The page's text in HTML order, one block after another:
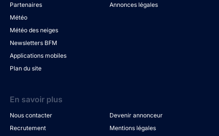
Partenaires
Météo
Météo des neiges
Newsletters BFM
Applications mobiles
Plan du site
Annonces légales
En savoir plus
Nous contacter
Devenir annonceur
Recrutement
Mentions légales